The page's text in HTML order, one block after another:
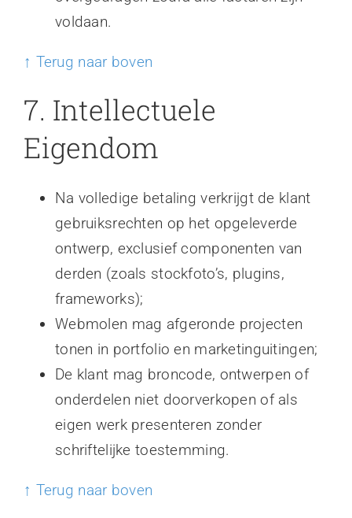
voldaan.
↑ Terug naar boven
7. Intellectuele
Eigendom
Na volledige betaling verkrijgt de klant
gebruiksrechten op het opgeleverde
ontwerp, exclusief componenten van
derden (zoals stockfoto’s, plugins,
frameworks);
Webmolen mag afgeronde projecten
tonen in portfolio en marketinguitingen;
De klant mag broncode, ontwerpen of
onderdelen niet doorverkopen of als
eigen werk presenteren zonder
schriftelijke toestemming.
↑ Terug naar boven